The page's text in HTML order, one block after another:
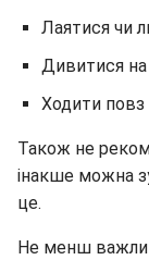
Лаятися чи
Дивитися на
Ходити
Також не
інакше можна
це.
Не менш